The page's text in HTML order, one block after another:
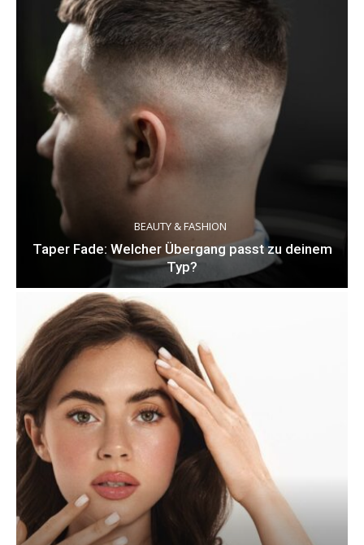
BEAUTY & FASHION
Taper Fade: Welcher Übergang passt zu deinem
Typ?